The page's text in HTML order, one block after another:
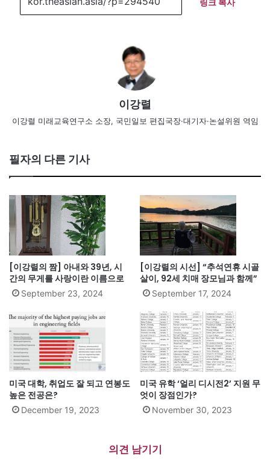
링크 복사
이강렬
이강렬 미래교육연구소 소장, 국민일보 편집국장·대기자·논설위원 역임
필자의 다른 기사
[이강렬의 짬] 아내와 39년, 시
간의 무게를 사랑이란 이름으로
September 23, 2024
[이강렬의 시선] “추석연휴 시골
살이, 92세 치매 장모님과 함께”
September 17, 2024
미국 대학, 취업도 잘 되고 연봉도
높은 전공은?
December 19, 2023
미국 유학 ‘얼리 디시전2’ 지원 무
엇이 장점인가?
November 30, 2023
의견 남기기